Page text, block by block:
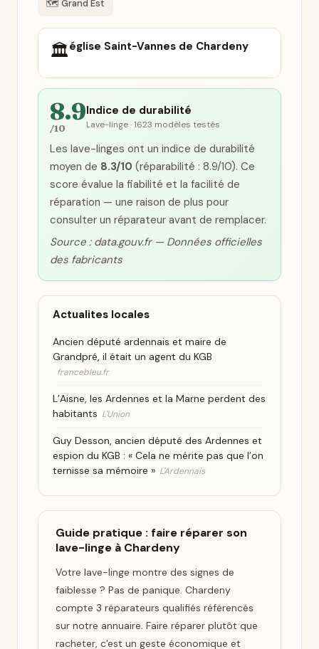
🗺️ Grand Est
🏛️église Saint-Vannes de Chardeny
8.9
/10
Indice de durabilité
Lave-linge · 1623 modèles testés
Les lave-linges ont un indice de durabilité
moyen de 8.3/10 (réparabilité : 8.9/10). Ce
score évalue la fiabilité et la facilité de
réparation — une raison de plus pour
consulter un réparateur avant de remplacer.
Source : data.gouv.fr — Données officielles
des fabricants
Actualites locales
Ancien député ardennais et maire de
Grandpré, il était un agent du KGB
francebleu.fr
L’Aisne, les Ardennes et la Marne perdent des
habitants L'Union
Guy Desson, ancien député des Ardennes et
espion du KGB : « Cela ne mérite pas que l’on
ternisse sa mémoire » L'Ardennais
Guide pratique : faire réparer son
lave-linge à Chardeny
Votre lave-linge montre des signes de
faiblesse ? Pas de panique. Chardeny
compte 3 réparateurs qualifiés référencés
sur notre annuaire. Faire réparer plutôt que
racheter, c'est un geste économique et